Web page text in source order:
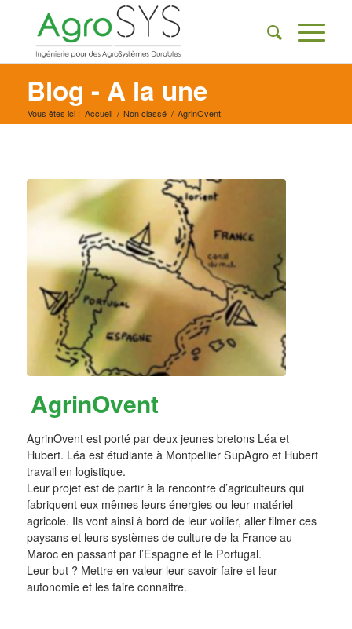
Blog - A la une
Vous êtes ici : Accueil / Non classé / AgrinOvent
AgrinOvent
AgrinOvent est porté par deux jeunes bretons Léa et
Hubert. Léa est étudiante à Montpellier SupAgro et Hubert
travail en logistique.
Leur projet est de partir à la rencontre d’agriculteurs qui
fabriquent eux mêmes leurs énergies ou leur matériel
agricole. Ils vont ainsi à bord de leur voilier, aller filmer ces
paysans et leurs systèmes de culture de la France au
Maroc en passant par l’Espagne et le Portugal.
Leur but ? Mettre en valeur leur savoir faire et leur
autonomie et les faire connaitre.